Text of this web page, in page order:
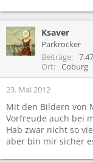
Ksaver
Parkrocker
Beiträge
Ort
Coburg
23. Mai 2012
Mit den Bildern von
Vorfreude auch bei
Hab zwar nicht so
aber bin mir sicher